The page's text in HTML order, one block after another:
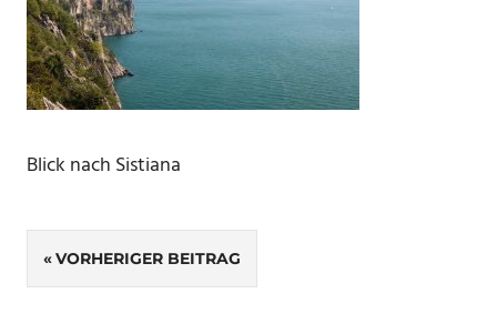
Blick nach Sistiana
Beitragsnavigation
VORHERIGER BEITRAG